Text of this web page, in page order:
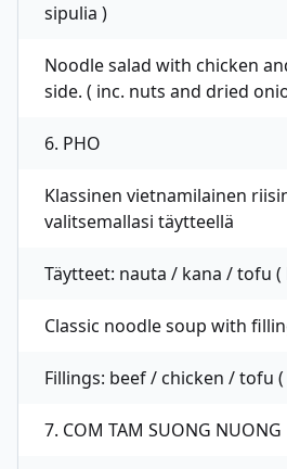
sipulia )
Noodle salad with chicken
side. ( inc. nuts and dried
6. PHO
Klassinen vietnamilainen
valitsemallasi täytteellä
Täytteet: nauta / kana / tofu (
Classic noodle soup with
Fillings: beef / chicken / tofu
7. COM TAM SUONG NUONG